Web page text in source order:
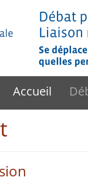
Accueil